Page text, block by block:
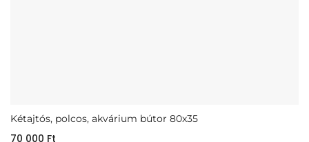
Kétajtós, polcos, akvárium bútor 80x35
70 000 Ft